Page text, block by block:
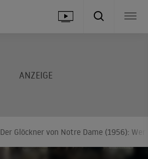
Der Glöckner von Notre Dame (1956):